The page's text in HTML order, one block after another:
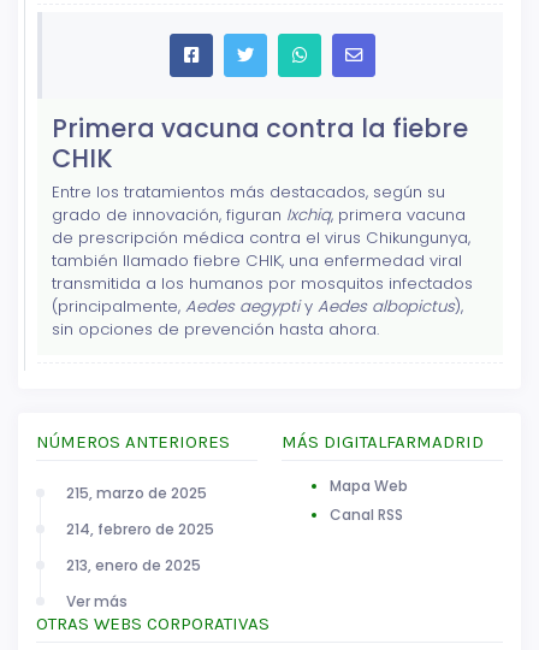
Primera vacuna contra la fiebre
CHIK
Entre los tratamientos más destacados, según su
grado de innovación, figuran Ixchiq, primera vacuna
de prescripción médica contra el virus Chikungunya,
también llamado fiebre CHIK, una enfermedad viral
transmitida a los humanos por mosquitos infectados
(principalmente, Aedes aegyptiy Aedes albopictus),
sin opciones de prevención hasta ahora.
NÚMEROS ANTERIORES
215, marzo de 2025
214, febrero de 2025
213, enero de 2025
Ver más
MÁS DIGITALFARMADRID
Mapa Web
Canal RSS
OTRAS WEBS CORPORATIVAS